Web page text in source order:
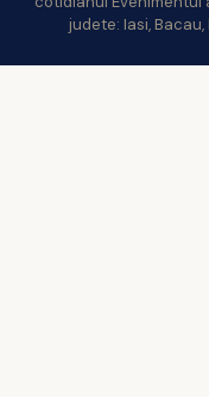
judete: Iasi,